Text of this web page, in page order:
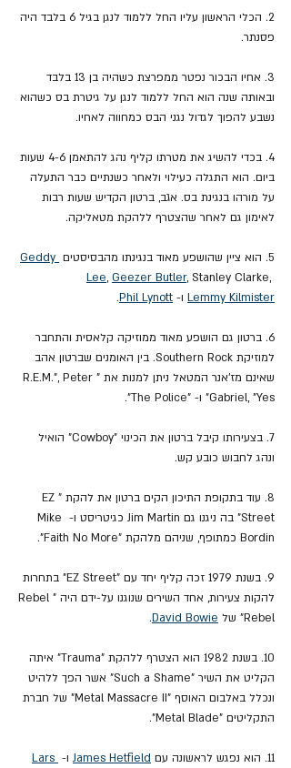
2. הכלי הראשון עליו החל ללמוד לנגן בגיל 6 בלבד היה
פסנתר.
3. אחיו הבכור נפטר ממפרצת כשהיה בן 13 בלבד
ובאותה שנה הוא החל ללמוד לנגן על גיטרת בס כשהוא
נשבע להפוך לגדול נגני הבס כמחווה לאחיו.
4. בכדי להשיג את מטרתו קליף נהג להתאמן 4-6 שעות
ביום. הוא התגלה כעילוי ולאחר כשנתיים כבר התעלה
על מורהו בנגינת בס. אגב, ברטון הקדיש שעות רבות
לאימון גם לאחר שהצטרף ללהקת מטאליקה.
5. הוא ציין שהושפע מאוד בנגינתו מהבסיסטים
Geddy
Lee, Geezer Butler, Stanley Clarke,
Lemmy Kilmister ו- Phil Lynott
.
6. ברטון גם הושפע מאוד ממוזיקה קלאסית והתחבר
למוזיקת Southern Rock. בין האומנים שברטון אהב
שאינם מז'אנר המטאל ניתן למנות את "R.E.M.", Peter
Gabriel, "Yes" ו- "The Police".
7. בצעירותו קיבל ברטון את הכינוי "Cowboy" הואיל
ונהג לחבוש כובע קש.
8. עוד בתקופת התיכון הקים ברטון את להקת "EZ
Street" בה ניגנו גם Jim Martin כגיטריסט ו- Mike
Bordin כמתופף, שניהם מלהקת "Faith No More".
9. בשנת 1979 זכה קליף יחד עם "EZ Street" בתחרות
להקות צעירות, אחד השירים שנוגנו על-ידם היה "Rebel
Rebel" של
David Bowie
.
10. בשנת 1982 הוא הצטרף ללהקת "Trauma" איתה
הקליט את השיר "Such a Shame" אשר הפך ללהיט
ונכלל באלבום האוסף "Metal Massacre II" של חברת
התקליטים "Metal Blade".
11. הוא נפגש לראשונה עם James Hetfield ו- Lars